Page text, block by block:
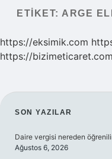
Yasal Uyarı
Hakkımızda
ETIKET: ARGE
https://eksimik.com
https://
SIDEBAR
SON YAZILAR
Daire vergisi nereden
Ağustos 6, 2026